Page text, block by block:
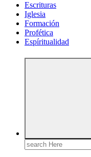
Escrituras
Iglesia
Formación
Profética
Espíritualidad
Search
for: